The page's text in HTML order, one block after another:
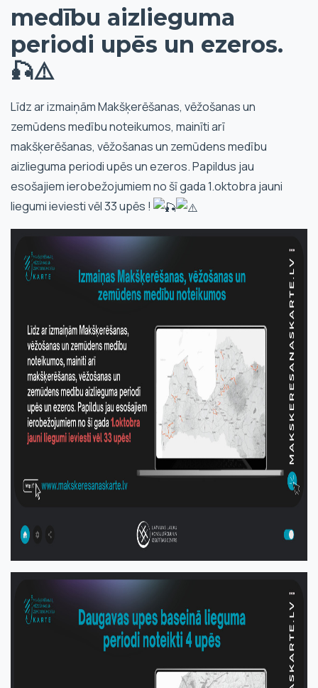
medību aizlieguma
periodi upēs un ezeros.
🎣⚠️
Līdz ar izmaiņām Makšķerēšanas, vēžošanas un
zemūdens medību noteikumos, mainīti arī
makšķerēšanas, vēžošanas un zemūdens medību
aizlieguma periodi upēs un ezeros. Papildus jau
esošajiem ierobežojumiem no šī gada 1.oktobra jauni
liegumi ieviesti vēl 33 upēs !